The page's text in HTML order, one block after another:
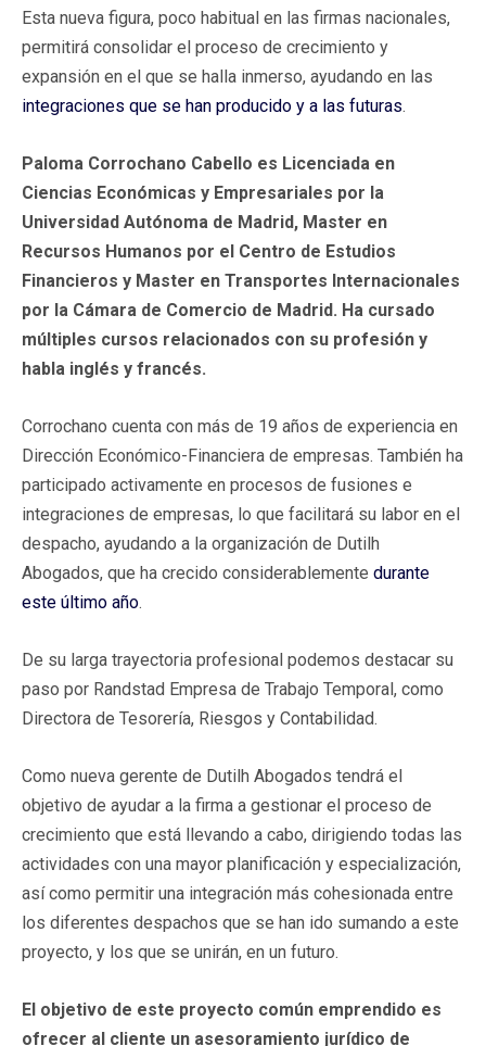
Esta nueva figura, poco habitual en las firmas nacionales,
permitirá consolidar el proceso de crecimiento y
expansión en el que se halla inmerso, ayudando en las
integraciones que se han producido y a las futuras.
Paloma Corrochano Cabello es Licenciada en
Ciencias Económicas y Empresariales por la
Universidad Autónoma de Madrid, Master en
Recursos Humanos por el Centro de Estudios
Financieros y Master en Transportes Internacionales
por la Cámara de Comercio de Madrid. Ha cursado
múltiples cursos relacionados con su profesión y
habla inglés y francés.
Corrochano cuenta con más de 19 años de experiencia en
Dirección Económico-Financiera de empresas. También ha
participado activamente en procesos de fusiones e
integraciones de empresas, lo que facilitará su labor en el
despacho, ayudando a la organización de Dutilh
Abogados, que ha crecido considerablemente durante
este último año.
De su larga trayectoria profesional podemos destacar su
paso por Randstad Empresa de Trabajo Temporal, como
Directora de Tesorería, Riesgos y Contabilidad.
Como nueva gerente de Dutilh Abogados tendrá el
objetivo de ayudar a la firma a gestionar el proceso de
crecimiento que está llevando a cabo, dirigiendo todas las
actividades con una mayor planificación y especialización,
así como permitir una integración más cohesionada entre
los diferentes despachos que se han ido sumando a este
proyecto, y los que se unirán, en un futuro.
El objetivo de este proyecto común emprendido es
ofrecer al cliente un asesoramiento jurídico de